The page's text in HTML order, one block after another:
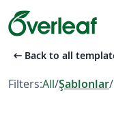
arrow_left_alt Back to all
Filters:All/Şablonlar/